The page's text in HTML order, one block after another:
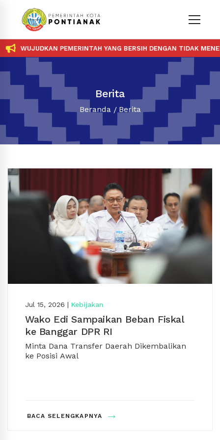
PEMERINTAH YANG BERSIH DENGAN TIDAK MENERIMA
Berita
Beranda Berita
Jul 15, 2026 | Kebijakan
Wako Edi Sampaikan Beban Fiskal
ke Banggar DPR RI
Minta Dana Transfer Daerah Dikembalikan
ke Posisi Awal
BACA SELENGKAPNYA →